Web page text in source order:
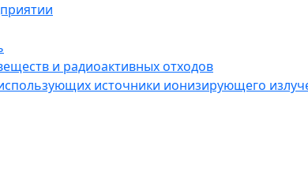
и радиоактивных отходов
источники ионизирующего